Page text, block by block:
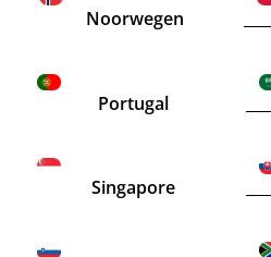
Noorwegen
Portugal
Singapore